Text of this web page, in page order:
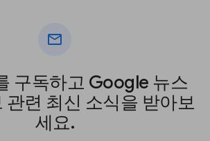
mail
구독하고 Google 뉴스
관련 최신 소식을 받아보
세요.